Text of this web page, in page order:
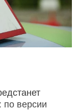
по версии